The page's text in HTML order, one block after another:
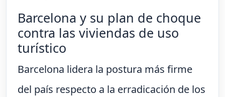
Barcelona y su plan de choque
contra las viviendas de uso
turístico
Barcelona lidera la postura más firme
del país respecto a la erradicación de los